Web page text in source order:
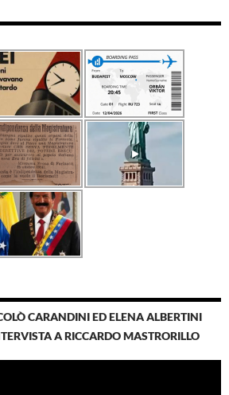
CARANDINI ED ELENA ALBERTINI
A RICCARDO MASTRORILLO